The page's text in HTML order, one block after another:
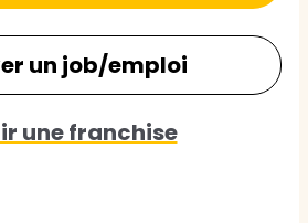
un job/emploi
une franchise